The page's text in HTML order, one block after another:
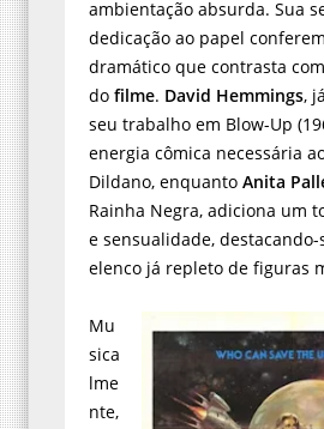
ambientação absurda. Sua
dedicação ao papel
dramático que contrasta
do filme. David Hemmings,
seu trabalho em Blow-Up
energia cômica necessária
Dildano, enquanto Anita
Rainha Negra, adiciona um
e sensualidade, destacando-
elenco já repleto de figuras
Mu
sica
lme
nte,